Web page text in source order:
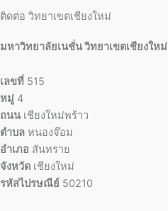
ติดต่อ วิทยาเขตเชียงใหม่
มหาวิทยาลัยเนชั่น วิทยาเขตเชียงใหม่
เลขที่ 515
หมู่ 4
ถนน เชียงใหม่พร้าว
ตำบล หนองจ๊อม
อำเภอ สันทราย
จังหวัด เชียงใหม่
รหัสไปรษณีย์ 50210